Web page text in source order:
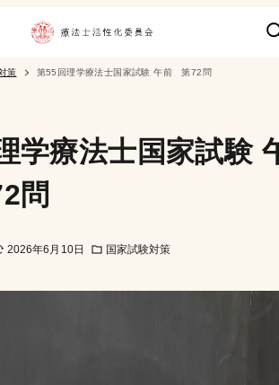
策 第55回理学療法士国家試験 午前 第72問
学療法士国家試験
問
2026年6月10日 国家試験対策